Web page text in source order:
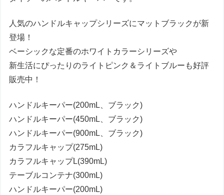
人気のハンドルキャップシリーズにマットブラックが新
登場！
ベーシックな定番のホワイトカラーシリーズや
新生活にぴったりのライトピンク＆ライトブルーも好評
販売中！
ハンドルキーパー(200mL、ブラック)
ハンドルキーパー(450mL、ブラック)
ハンドルキーパー(900mL、ブラック)
カラフルキャップ(275mL)
カラフルキャップL(390mL)
テーブルコンテナ(300mL)
ハンドルキーパー(200mL)